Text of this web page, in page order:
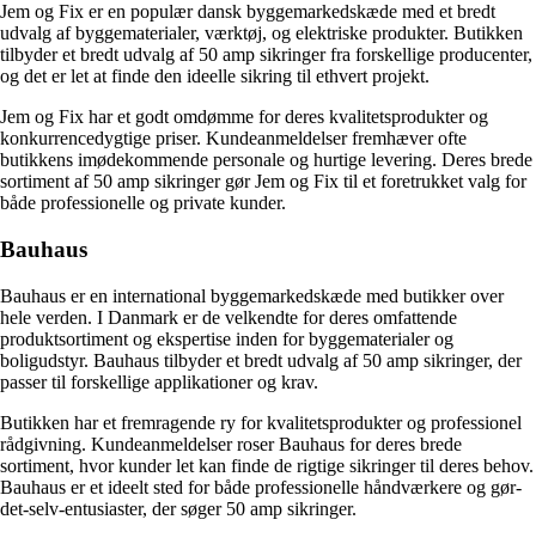
Jem og Fix er en populær dansk byggemarkedskæde med et bredt
udvalg af byggematerialer, værktøj, og elektriske produkter. Butikken
tilbyder et bredt udvalg af 50 amp sikringer fra forskellige producenter,
og det er let at finde den ideelle sikring til ethvert projekt.
Jem og Fix har et godt omdømme for deres kvalitetsprodukter og
konkurrencedygtige priser. Kundeanmeldelser fremhæver ofte
butikkens imødekommende personale og hurtige levering. Deres brede
sortiment af 50 amp sikringer gør Jem og Fix til et foretrukket valg for
både professionelle og private kunder.
Bauhaus
Bauhaus er en international byggemarkedskæde med butikker over
hele verden. I Danmark er de velkendte for deres omfattende
produktsortiment og ekspertise inden for byggematerialer og
boligudstyr. Bauhaus tilbyder et bredt udvalg af 50 amp sikringer, der
passer til forskellige applikationer og krav.
Butikken har et fremragende ry for kvalitetsprodukter og professionel
rådgivning. Kundeanmeldelser roser Bauhaus for deres brede
sortiment, hvor kunder let kan finde de rigtige sikringer til deres behov.
Bauhaus er et ideelt sted for både professionelle håndværkere og gør-
det-selv-entusiaster, der søger 50 amp sikringer.